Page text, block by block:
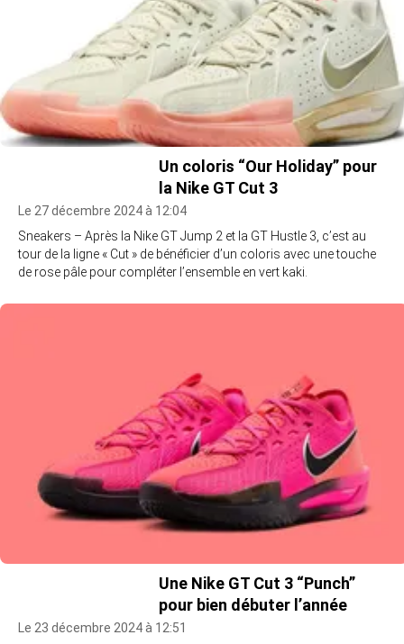
Un coloris “Our Holiday” pour
la Nike GT Cut 3
Le 27 décembre 2024 à 12:04
Sneakers – Après la Nike GT Jump 2 et la GT Hustle 3, c’est au
tour de la ligne « Cut » de bénéficier d’un coloris avec une touche
de rose pâle pour compléter l’ensemble en vert kaki.
Une Nike GT Cut 3 “Punch”
pour bien débuter l’année
Le 23 décembre 2024 à 12:51